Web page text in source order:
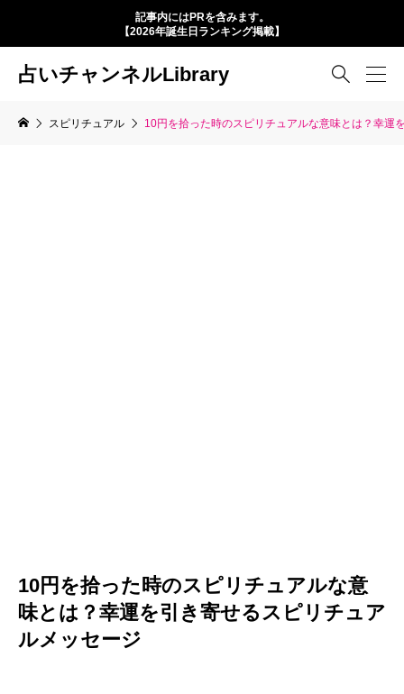
記事内にはPRを含みます。
【2026年誕生日ランキング掲載】
占いチャンネルLibrary 
スピリチュアル 10円を拾った時のスピリチュアルな意味とは？幸運
10円を拾った時のスピリチュアルな意
味とは？幸運を引き寄せるスピリチュア
ルメッセージ